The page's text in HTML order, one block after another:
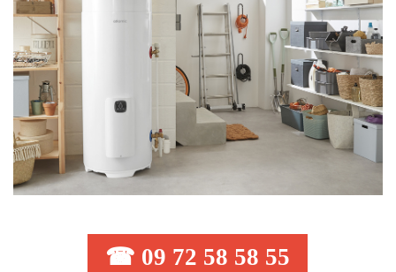
☎ 09 72 58 58 55